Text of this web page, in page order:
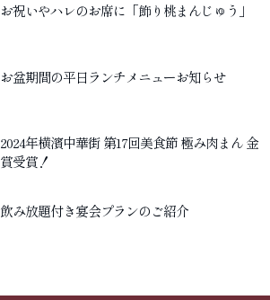
お祝いやハレのお席に「飾り桃まんじゅう」
お盆期間の平日ランチメニューお知らせ
2024年横濱中華街 第17回美食節 極み肉まん 金
賞受賞！
飲み放題付き宴会プランのご紹介